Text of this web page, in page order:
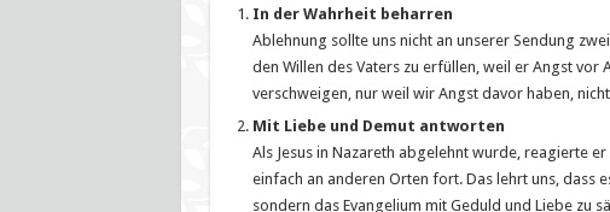
In der Wahrheit beharren
Ablehnung sollte uns nicht an unserer Sendung
den Willen des Vaters zu erfüllen, weil er Angst
verschweigen, nur weil wir Angst davor haben,
Mit Liebe und Demut antworten
Als Jesus in Nazareth abgelehnt wurde, reagierte
einfach an anderen Orten fort. Das lehrt uns, dass
sondern das Evangelium mit Geduld und Liebe zu